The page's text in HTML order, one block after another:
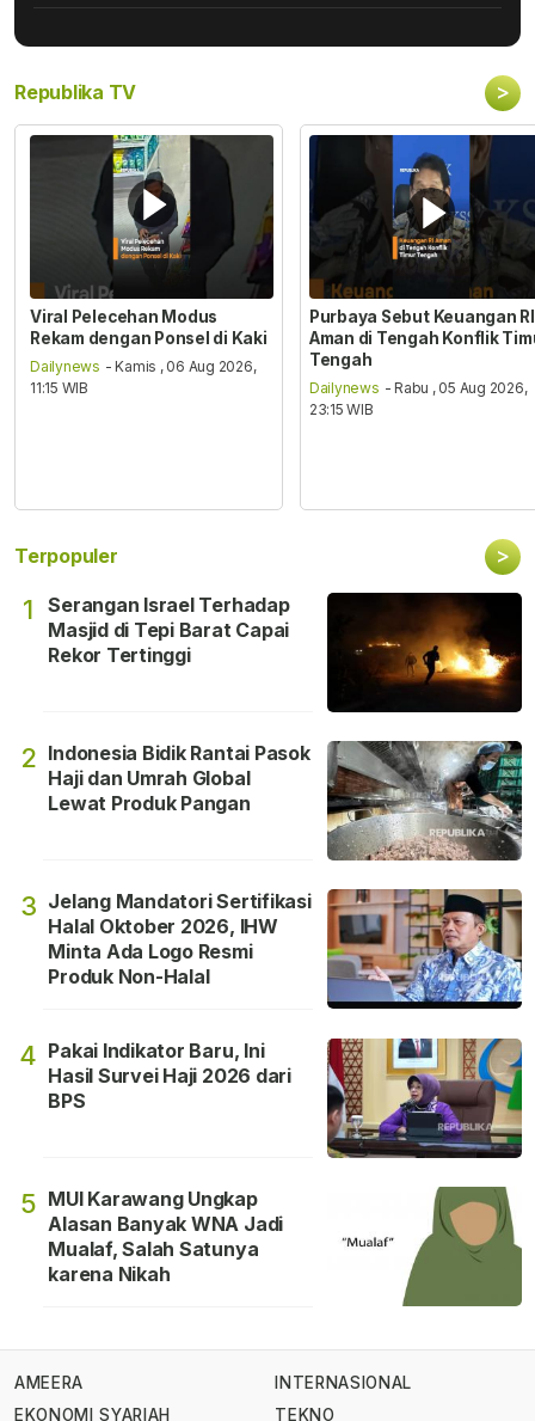
Republika TV >
Viral Pelecehan Modus
Rekam dengan Ponsel di Kaki
Dailynews - Kamis , 06 Aug 2026,
11:15 WIB
Purbaya Sebut Keuangan RI
Aman di Tengah Konflik
Tengah
Dailynews - Rabu , 05 Aug 2026,
23:15 WIB
Terpopuler >
1
Serangan Israel Terhadap
Masjid di Tepi Barat Capai
Rekor Tertinggi
2 Indonesia Bidik Rantai Pasok
Haji dan Umrah Global
Lewat Produk Pangan
3 Jelang Mandatori Sertifikasi
Halal Oktober 2026, IHW
Minta Ada Logo Resmi
Produk Non-Halal
4 Pakai Indikator Baru, Ini
Hasil Survei Haji 2026 dari
BPS
5 MUI Karawang Ungkap
Alasan Banyak WNA Jadi
Mualaf, Salah Satunya
karena Nikah
AMEERA
EKONOMI SYARIAH
INTERNASIONAL
TEKNO